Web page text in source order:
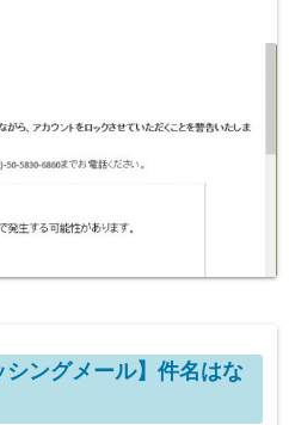
シングメール】件名はな